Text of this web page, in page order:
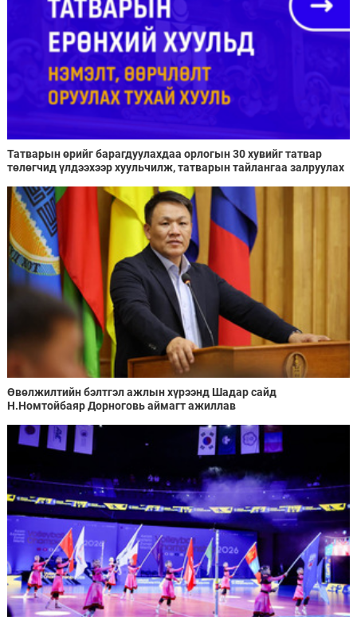
Татварын өрийг барагдуулахдаа орлогын 30 хувийг татвар
төлөгчид үлдээхээр хуульчилж, татварын тайлангаа залруулах
Өвөлжилтийн бэлтгэл ажлын хүрээнд Шадар сайд
Н.Номтойбаяр Дорноговь аймагт ажиллав